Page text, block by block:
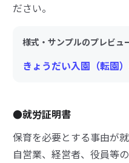
ださい。
様式・サンプルのプレビュ
きょうだい入園（転園
●就労証明書
保育を必要とする事由が
自営業、経営者、役員等